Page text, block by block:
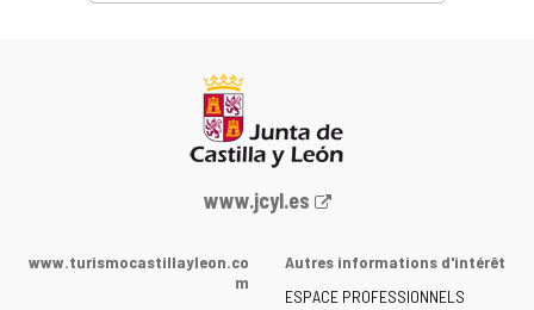
Portail
la
www.jcyl.es
www.turismocastillayleon.co
m
Autres informations d'intérêt
ESPACE PROFESSIONNELS